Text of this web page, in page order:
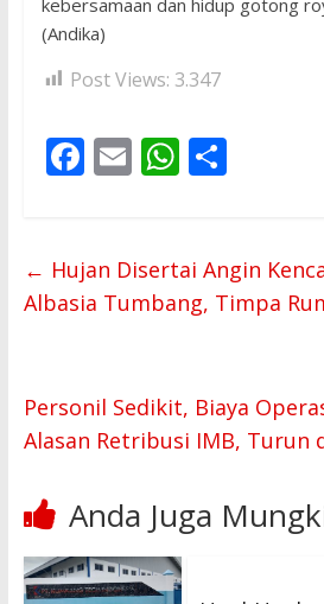
(Andika)
Post Views: 3.347
F
b
o
E
l
W
s
A
S
e
← Hujan Disertai Angin
Albasia Tumbang, Timpa
Personil Sedikit, Biaya
Alasan Retribusi IMB, Turun
Anda Juga